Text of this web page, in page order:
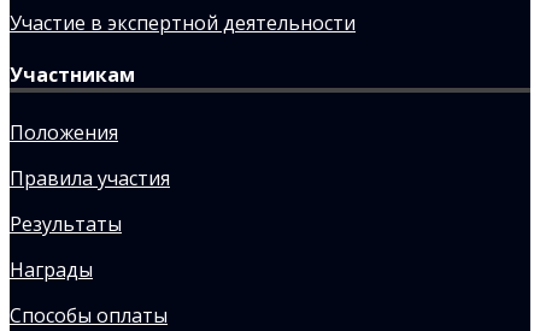
Участие в экспертной деятельности
Участникам
Положения
Правила участия
Результаты
Награды
Способы оплаты